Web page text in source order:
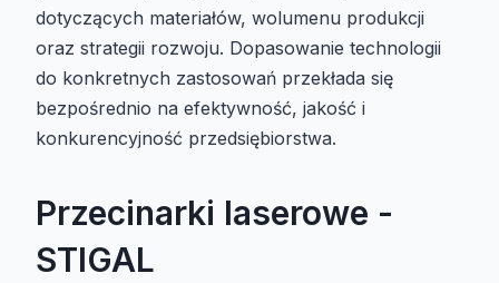
dotyczących materiałów, wolumenu produkcji
oraz strategii rozwoju. Dopasowanie technologii
do konkretnych zastosowań przekłada się
bezpośrednio na efektywność, jakość i
konkurencyjność przedsiębiorstwa.
Przecinarki laserowe -
STIGAL